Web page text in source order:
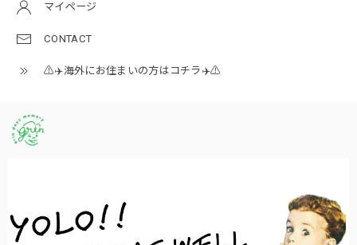
マイページ
CONTACT
⚠️✈️海外にお住まいの方はコチラ✈️⚠️